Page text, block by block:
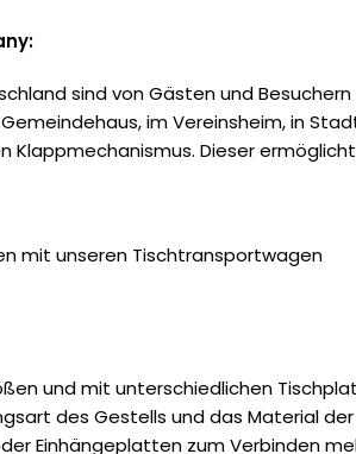
sind von Gästen und
im Vereinsheim, in
Dieser
mit unseren Tischtransportwagen
und mit unterschiedlichen
des Gestells und das Material
Einhängeplatten zum Verbinden